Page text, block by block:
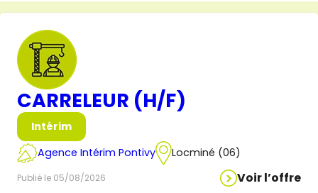
CARRELEUR (H/F)
Intérim
Agence Intérim Pontivy
Locminé (06)
Publié le 05/08/2026 Voir l’offre